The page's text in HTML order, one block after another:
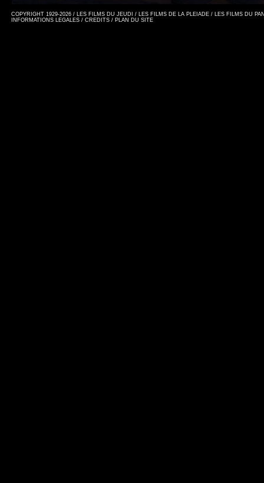
COPYRIGHT 1929-2026 / LES FILMS DU JEUDI / LES FILMS DE LA PLEIADE / LES FILMS DU
INFORMATIONS LEGALES / CREDITS / PLAN DU SITE